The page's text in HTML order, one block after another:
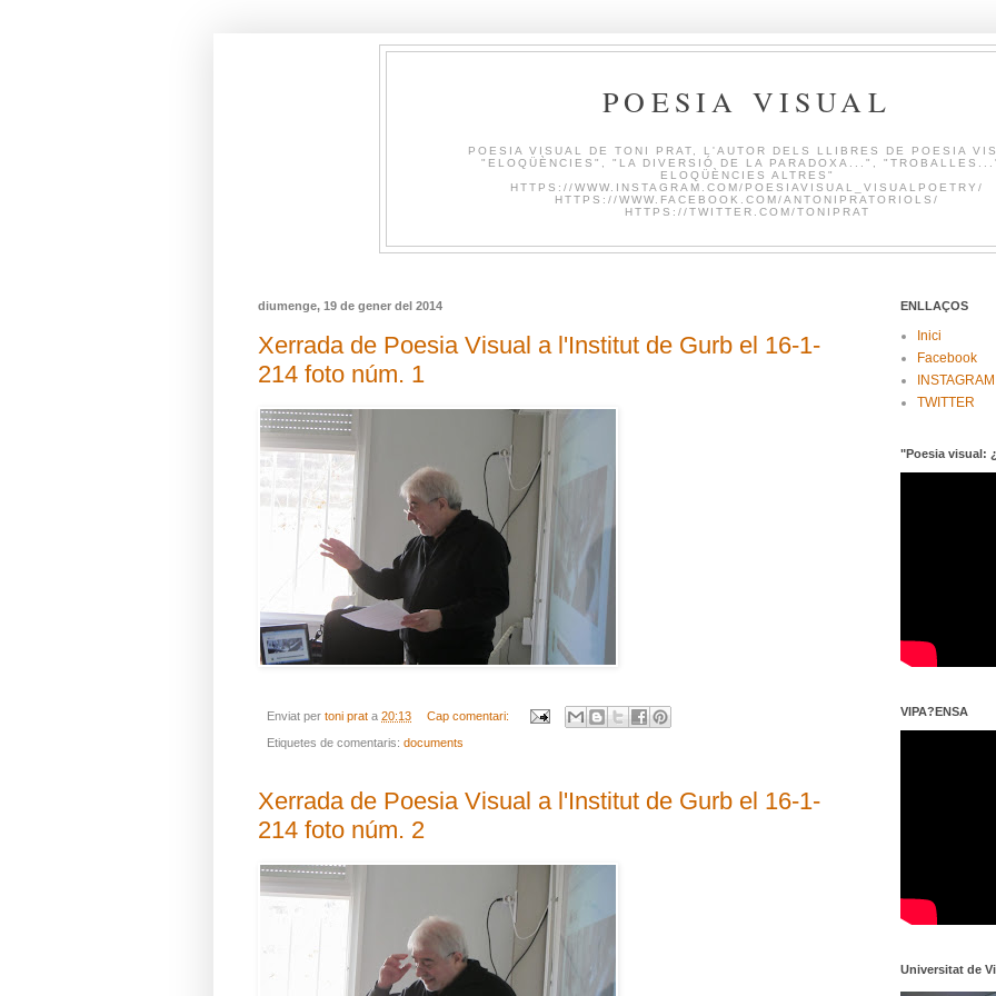
POESIA VISUAL
POESIA VISUAL DE TONI PRAT, L'AUTOR DELS LLIBRES DE POESIA
"ELOQÜÈNCIES", "LA DIVERSIÓ DE LA PARADOXA...",
ELOQÜÈNCIES ALTRES"
HTTPS://WWW.INSTAGRAM.COM/POESIAVISUAL_VISUALPOETRY/
HTTPS://WWW.FACEBOOK.COM/ANTONIPRATORIOLS/
HTTPS://TWITTER.COM/TONIPRAT
diumenge, 19 de gener del 2014
Xerrada de Poesia Visual a l'Institut de Gurb el 16-1-
214 foto núm. 1
Enviat per toni prat a 20:13 Cap comentari:
Etiquetes de comentaris: documents
Xerrada de Poesia Visual a l'Institut de Gurb el 16-1-
214 foto núm. 2
ENLLAÇOS
Inici
Facebook
INSTAGRAM
TWITTER
"Poesia visual:
VIPA?ENSA
Universitat de